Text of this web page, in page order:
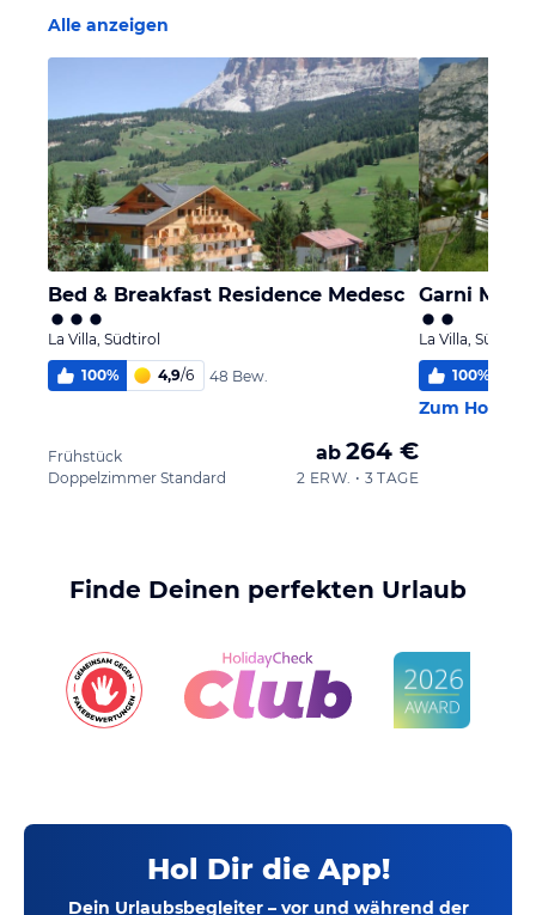
Alle anzeigen
Bed & Breakfast Residence Medesc
La Villa, Südtirol
100% 4,9/6 48 Bew.
Frühstück
Doppelzimmer Standard
ab 264 €
2 ERW. • 3 TAGE
Garni
La Villa, Südtirol
100%
Zum Hotel
Finde Deinen perfekten Urlaub
Hol Dir die App!
Dein Urlaubsbegleiter – vor und während der